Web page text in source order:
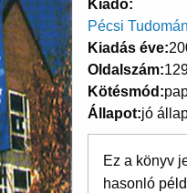
Kiadó
Pécsi
Kiadás éve
Oldalszám
Kötésmód
Állapot jó
Ez a könyv
hasonló